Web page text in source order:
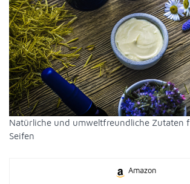
Natürliche und umweltfreundliche Zutaten
Seifen
Amazon